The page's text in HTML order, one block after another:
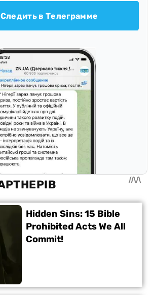
Следить в Телеграмме